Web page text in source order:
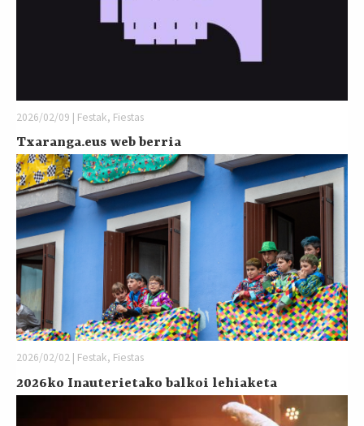
2026/02/09 | Festak, Fiestas
Txaranga.eus web berria
2026/02/02 | Festak, Fiestas
2026ko Inauterietako balkoi lehiaketa